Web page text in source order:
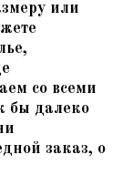
или
со всеми
бы далеко
заказ, о